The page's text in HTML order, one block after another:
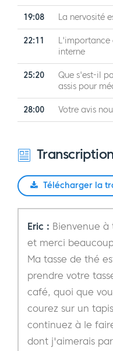
19:08 La nervosité
22:11
L'importance
interne
25:20
Que s'est-il
assis pour
28:00 Votre avis
Télécharger la
Eric : Bienvenue à
et merci
Ma tasse de thé
prendre votre
café, quoi que
courez sur un
continuez à le
dont j'aimerais